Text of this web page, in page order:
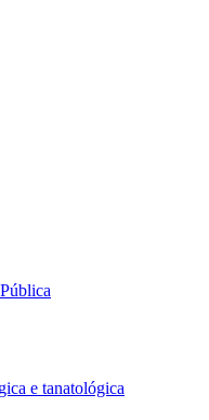
e tanatológica